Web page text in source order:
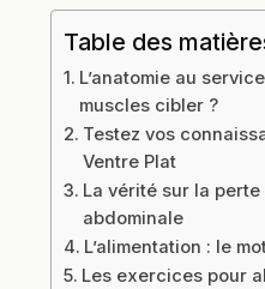
Table des
L’anatomie au
muscles cibler ?
Testez vos
Ventre Plat
La vérité sur la
abdominale
L’alimentation : le
Les exercices pour